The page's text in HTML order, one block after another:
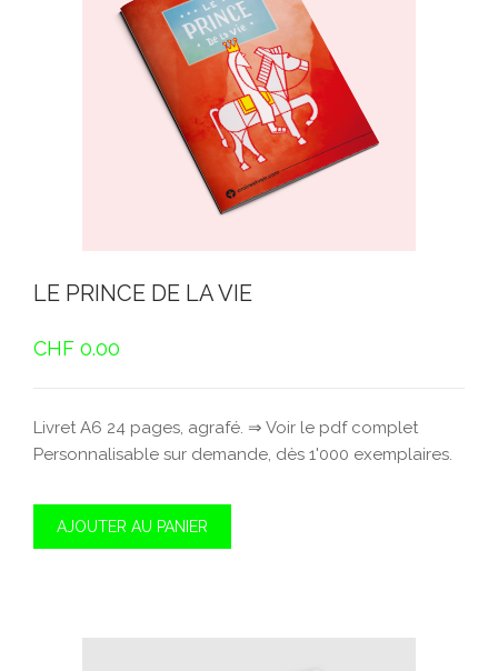
LE PRINCE DE LA VIE
CHF 0.00
Livret A6 24 pages, agrafé. ⇒ Voir le pdf complet
Personnalisable sur demande, dès 1'000 exemplaires.
AJOUTER AU PANIER